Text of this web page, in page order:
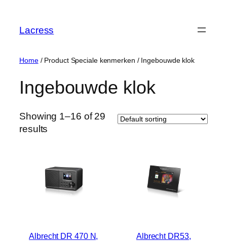
content
Lacress
Home/ Product Speciale kenmerken / ‎Ingebouwde klok
‎Ingebouwde klok
Showing 1–16 of 29
results
Albrecht DR 470 N,
Albrecht DR53,